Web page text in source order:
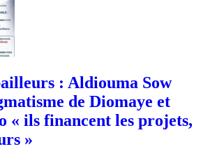
: Aldiouma Sow
de Diomaye et
« ils financent les projets,
»